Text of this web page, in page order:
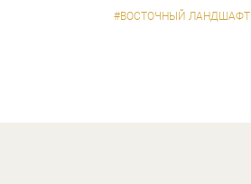
#ВОСТОЧНЫЙ ЛАНДШАФТ